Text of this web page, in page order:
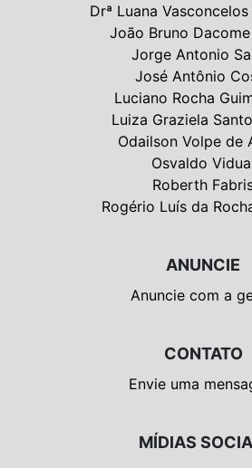
Drª Luana
João Bruno
Jorge Antonio
José Antônio
Luciano Rocha
Luiza Graziela
Odailson Volpe de
Osvaldo
Roberth
Rogério Luís da
ANUNCIE
Anuncie com a
CONTATO
Envie uma
MÍDIAS